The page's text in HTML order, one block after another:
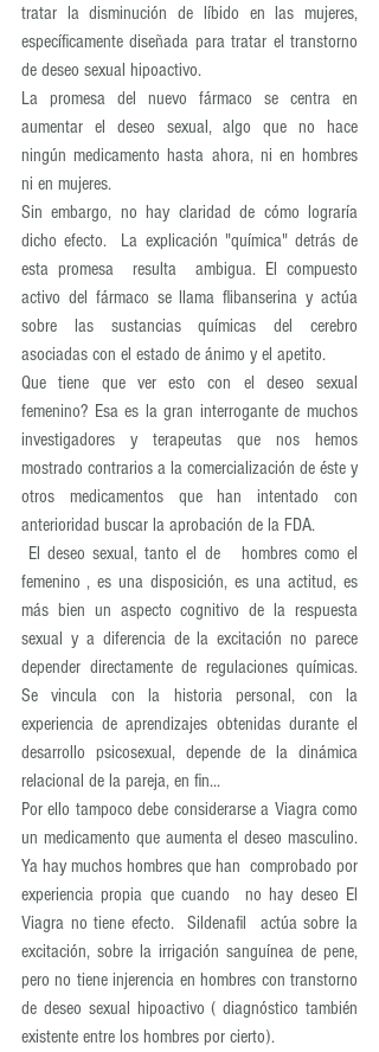
tratar la disminución de líbido en las mujeres,
específicamente diseñada para tratar el transtorno
de deseo sexual hipoactivo.
La promesa del nuevo fármaco se centra en
aumentar el deseo sexual, algo que no hace
ningún medicamento hasta ahora, ni en hombres
ni en mujeres.
Sin embargo, no hay claridad de cómo lograría
dicho efecto.  La explicación "química" detrás de
esta promesa  resulta  ambigua. El compuesto
activo del fármaco se llama flibanserina y actúa
sobre las sustancias químicas del cerebro
asociadas con el estado de ánimo y el apetito.
Que tiene que ver esto con el deseo sexual
femenino? Esa es la gran interrogante de muchos
investigadores y terapeutas que nos hemos
mostrado contrarios a la comercialización de éste y
otros medicamentos que han intentado con
anterioridad buscar la aprobación de la FDA.
femenino , es una disposición, es una actitud, es
más bien un aspecto cognitivo de la respuesta
sexual y a diferencia de la excitación no parece
depender directamente de regulaciones químicas.
Se vincula con la historia personal, con la
experiencia de aprendizajes obtenidas durante el
desarrollo psicosexual, depende de la dinámica
relacional de la pareja, en fin...
Por ello tampoco debe considerarse a Viagra como
un medicamento que aumenta el deseo masculino.
Ya hay muchos hombres que han  comprobado por
experiencia propia que cuando  no hay deseo El
Viagra no tiene efecto.  Sildenafil  actúa sobre la
excitación, sobre la irrigación sanguínea de pene,
pero no tiene injerencia en hombres con transtorno
de deseo sexual hipoactivo ( diagnóstico también
existente entre los hombres por cierto).